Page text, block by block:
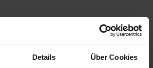
Details Über Cookies